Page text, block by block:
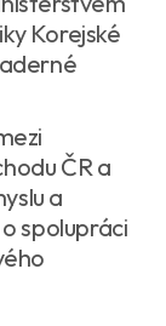
Korejské
ČR a
a
spolupráci